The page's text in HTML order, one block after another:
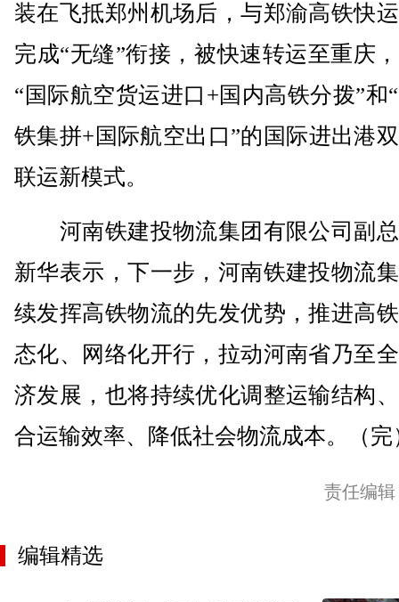
装在飞抵郑州机场后，与郑渝高铁快
完成“无缝”衔接，被快速转运至重庆
“国际航空货运进口+国内高铁分拨”和
铁集拼+国际航空出口”的国际进出港
联运新模式。
河南铁建投物流集团有限公司副
新华表示，下一步，河南铁建投物流
续发挥高铁物流的先发优势，推进高
态化、网络化开行，拉动河南省乃至
济发展，也将持续优化调整运输结构
合运输效率、降低社会物流成本。（完
责任编
编辑精选